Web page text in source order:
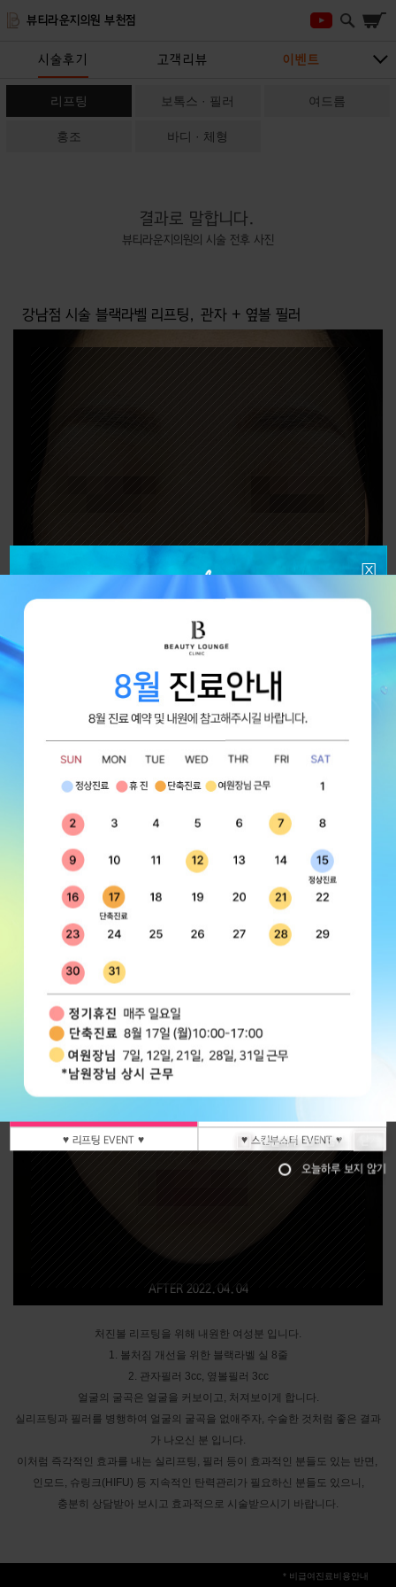
주름 보톡스 3부위
70000
턱 갸름주사: 턱 보톡스+침샘 보톡스
85000
원더브이주사
109000 129000
♥ 리프팅 EVENT ♥ ♥ 스킨부스터 EVENT ♥
오늘하루 보지 않기
오늘하루 보지 않기
뷰티라운지의원 부천점
시술후기 고객리뷰 이벤트
시술안내 지점안내 상담/예약하기
리프팅 보톡스 · 필러 여드름
홍조 바디 · 체형
결과로 말합니다.
뷰티라운지의원의 시술 전후 사진
강남점 시술 블랙라벨 리프팅, 관자 + 옆볼 필러
BEFORE 2022.03.15
AFTER 2022.04.04
간편 로그인을 하시면
다양한 전후 사진을
확인하실 수 있습니다.
처진볼 리프팅을 위해 내원한 여성분 입니다.
1. 볼처짐 개선을 위한 블랙라벨 실 8줄
2. 관자필러 3cc, 옆볼필러 3cc
얼굴의 굴곡은 얼굴을 커보이고, 처져보이게 합니다.
실리프팅과 필러를 병행하여 얼굴의 굴곡을 없애주자, 수술한 것처럼 좋은 결과
가 나오신 분 입니다.
이처럼 즉각적인 효과를 내는 실리프팅, 필러 등이 효과적인 분들도 있는 반면,
인모드, 슈링크(HIFU) 등 지속적인 탄력관리가 필요하신 분들도 있으니,
충분히 상담받아 보시고 효과적으로 시술받으시기 바랍니다.
* 비급여진료비용안내